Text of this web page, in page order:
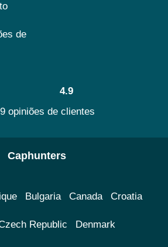
de
4.9
opiniões de clientes
Caphunters
Bulgaria Canada Croatia
Republic Denmark